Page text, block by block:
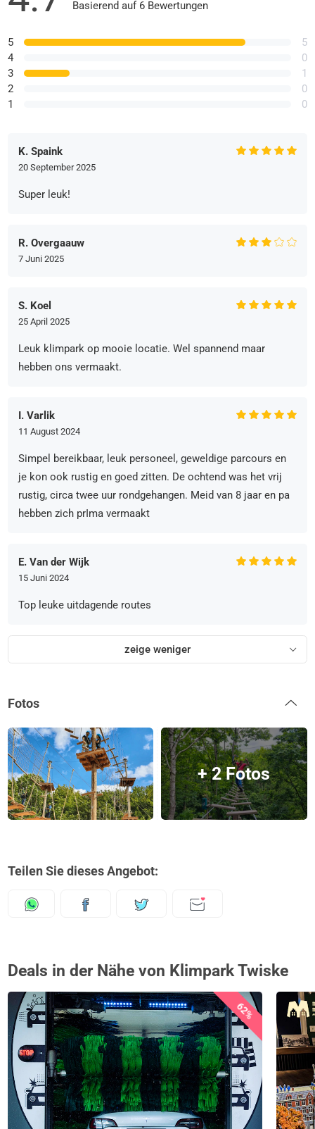
Basierend auf 6 Bewertungen
5
4
3
2
1
5
0
1
0
0
K. Spaink
20 September 2025
Super leuk!
R. Overgaauw
7 Juni 2025
S. Koel
25 April 2025
Leuk klimpark op mooie locatie. Wel spannend maar
hebben ons vermaakt.
I. Varlik
11 August 2024
Simpel bereikbaar, leuk personeel, geweldige parcours en
je kon ook rustig en goed zitten. De ochtend was het vrij
rustig, circa twee uur rondgehangen. Meid van 8 jaar en pa
hebben zich prIma vermaakt
E. Van der Wijk
15 Juni 2024
Top leuke uitdagende routes
zeige weniger
Fotos
+ 2 Fotos
Teilen Sie dieses Angebot:
Deals in der Nähe von Klimpark Twiske
62%